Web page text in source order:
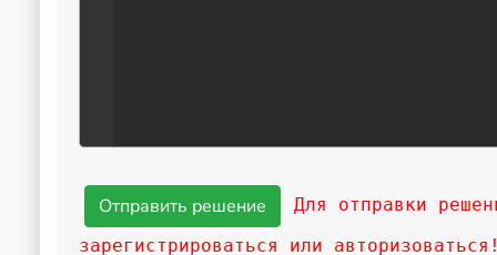
Для отправки
зарегистрироваться или